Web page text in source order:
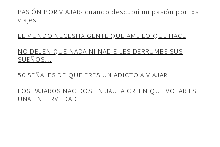
PASIÓN POR VIAJAR- cuando descubrí mi pasión por los
viajes
EL MUNDO NECESITA GENTE QUE AME LO QUE HACE
NO DEJEN QUE NADA NI NADIE LES DERRUMBE SUS
SUEÑOS…
50 SEÑALES DE QUE ERES UN ADICTO A VIAJAR
LOS PAJAROS NACIDOS EN JAULA CREEN QUE VOLAR ES
UNA ENFERMEDAD